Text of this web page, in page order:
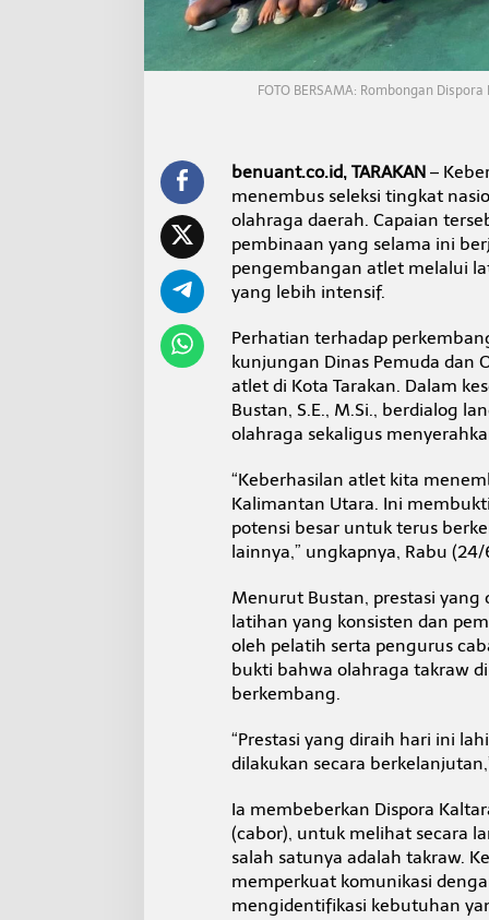
s
o
a
s
p
o
r
a
D
o
o
n
g
e
m
i
n
a
n
a
n
v
e
n
B
e
r
e
l
a
n
j
u
FOTO BERSAMA: Rombongan
benuant.co.id, TARAKAN–
menembus seleksi tingkat
olahraga daerah. Capaian
pembinaan yang selama ini
pengembangan atlet melalui
yang lebih intensif.
Perhatian terhadap
kunjungan Dinas Pemuda dan
atlet di Kota Tarakan. Dalam
Bustan, S.E., M.Si., berdialog
olahraga sekaligus
“Keberhasilan atlet kita
Kalimantan Utara. Ini
potensi besar untuk terus
lainnya,” ungkapnya, Rabu
Menurut Bustan, prestasi yang
latihan yang konsisten dan
oleh pelatih serta pengurus
bukti bahwa olahraga takraw
berkembang.
“Prestasi yang diraih hari ini
dilakukan secara
Ia membeberkan Dispora
(cabor), untuk melihat secara
salah satunya adalah takraw.
memperkuat komunikasi
mengidentifikasi kebutuhan